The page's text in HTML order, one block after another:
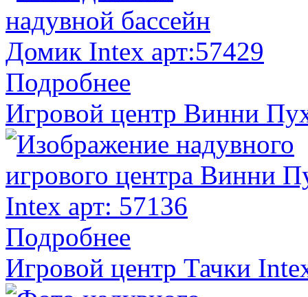
Подробнее
Игровой центр Винни
Подробнее
Игровой центр Тачки